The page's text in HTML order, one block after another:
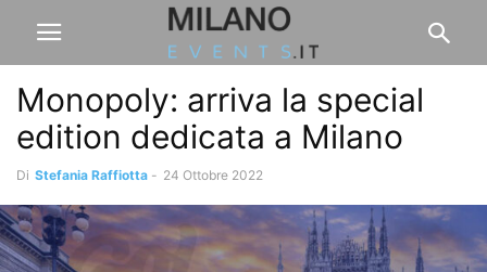
Monopoly: arriva la special
edition dedicata a Milano
Di Stefania Raffiotta - 24 Ottobre 2022